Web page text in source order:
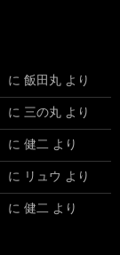
に 飯田丸 より
に 三の丸 より
に 健二 より
に リュウ より
に 健二 より